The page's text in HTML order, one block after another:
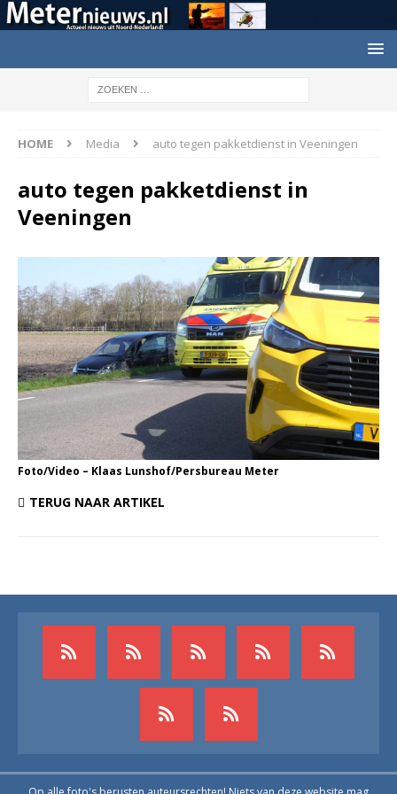
HOME Media auto tegen pakketdienst in Veeningen
auto tegen pakketdienst in
Veeningen
Foto/Video – Klaas Lunshof/Persbureau Meter
TERUG NAAR ARTIKEL